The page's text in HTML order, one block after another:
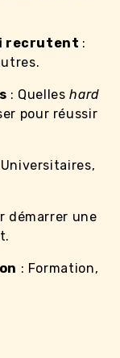
recrutent :
: Quelles hard
pour réussir
démarrer une
: Formation,